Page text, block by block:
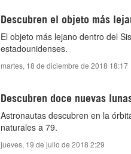
Descubren el objeto más
El objeto más lejano dentro del
estadounidenses.
martes, 18 de diciembre de 2018 18:17
Descubren doce nuevas
Astronautas descubren en la
naturales a 79.
jueves, 19 de julio de 2018 2:29